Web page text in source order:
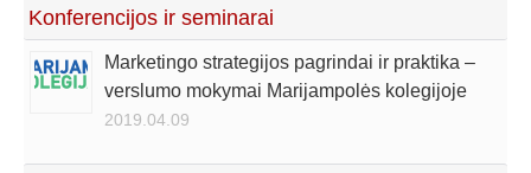
Konferencijos ir seminarai
Marketingo strategijos pagrindai ir praktika –
verslumo mokymai Marijampolės kolegijoje
2019.04.09